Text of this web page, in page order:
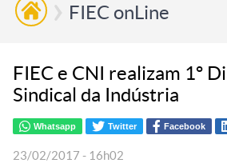
FIEC onLine
FIEC e CNI realizam 1º
Sindical da Indústria
Whatsapp Twitter Facebook
23/02/2017 - 16h02